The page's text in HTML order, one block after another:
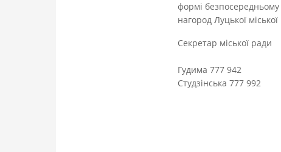
формі безпосередньому
нагород Луцької
Секретар
Гудима 777 942
Студзінська 777 992